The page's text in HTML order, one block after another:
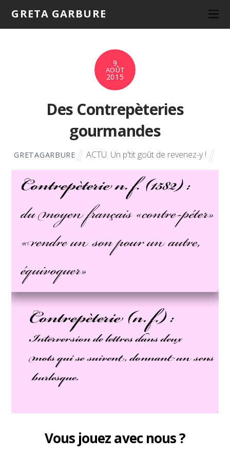
GRETA GARBURE
9
AOÛT
2015
Des Contrepèteries
gourmandes
GRETAGARBURE ACTU, Un p'tit goût de revenez-y !
Vous jouez avec nous ?